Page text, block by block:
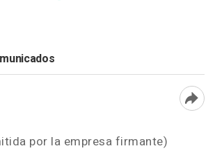
por la empresa firmante)